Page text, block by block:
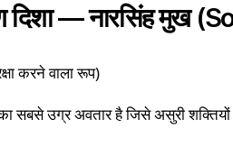
दिशा — नारसिंह
करने वाला रूप)
सबसे उग्र अवतार है जिसे असुरी शक्तियों